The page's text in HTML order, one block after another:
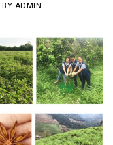
BY ADMIN